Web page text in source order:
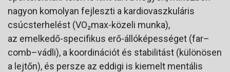
nagyon komolyan fejleszti a kardiovaszkuláris
csúcsterhelést (VO₂max-közeli munka),
az emelkedő-specifikus erő-állóképességet (far–
comb–vádli), a koordinációt és stabilitást (különösen
a lejtőn), és persze az eddigi is kiemelt mentális